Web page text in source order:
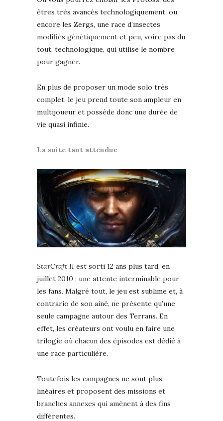
êtres très avancés technologiquement, ou
encore les Zergs, une race d’insectes
modifiés génétiquement et peu, voire pas du
tout, technologique, qui utilise le nombre
pour gagner.
En plus de proposer un mode solo très
complet, le jeu prend toute son ampleur en
multijoueur et possède donc une durée de
vie quasi infinie.
La suite tant attendue
StarCraft II est sorti 12 ans plus tard, en
juillet 2010 ; une attente interminable pour
les fans. Malgré tout, le jeu est sublime et, à
contrario de son ainé, ne présente qu’une
seule campagne autour des Terrans. En
effet, les créateurs ont voulu en faire une
trilogie où chacun des épisodes est dédié à
une race particulière.
Toutefois les campagnes ne sont plus
linéaires et proposent des missions et
branches annexes qui amènent à des fins
différentes.